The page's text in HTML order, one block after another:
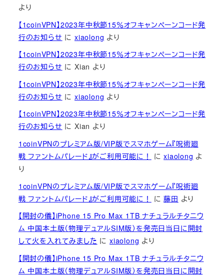
より
【1coinVPN】2023年中秋節15％オフキャンペーンコード発
行のお知らせ にxiaolong より
【1coinVPN】2023年中秋節15％オフキャンペーンコード発
行のお知らせ にXian より
【1coinVPN】2023年中秋節15％オフキャンペーンコード発
行のお知らせ にxiaolong より
【1coinVPN】2023年中秋節15％オフキャンペーンコード発
行のお知らせ にXian より
1coinVPNのプレミアム版/VIP版でスマホゲーム『呪術廻
戦 ファントムパレード』がご利用可能に！
にxiaolong よ
り
1coinVPNのプレミアム版/VIP版でスマホゲーム『呪術廻
戦 ファントムパレード』がご利用可能に！
に藤田 より
【開封の儀】iPhone 15 Pro Max 1TB ナチュラルチタニウ
ム 中国本土版（物理デュアルSIM版）を発売日当日に開封
して火を入れてみました にxiaolong より
【開封の儀】iPhone 15 Pro Max 1TB ナチュラルチタニウ
ム 中国本土版（物理デュアルSIM版）を発売日当日に開封